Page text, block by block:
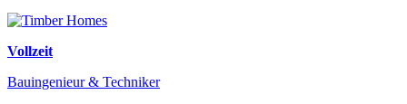
Vollzeit
Bauingenieur & Techniker